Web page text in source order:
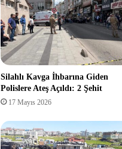
Silahlı Kavga İhbarına Giden
Polislere Ateş Açıldı: 2 Şehit
17 Mayıs 2026